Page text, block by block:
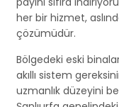
her bir hizmet,
çözümüdür.
Bölgedeki eski
akıllı sistem
uzmanlık düzeyini